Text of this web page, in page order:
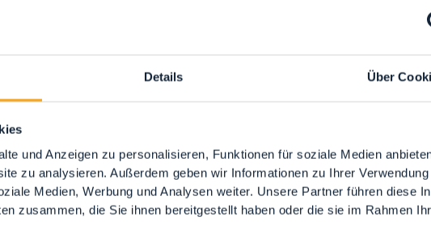
Details Über
und Anzeigen zu personalisieren, Funktionen für soziale Medien
zu analysieren. Außerdem geben wir Informationen zu Ihrer
Medien, Werbung und Analysen weiter. Unsere Partner führen diese
zusammen, die Sie ihnen bereitgestellt haben oder die sie im Rahmen